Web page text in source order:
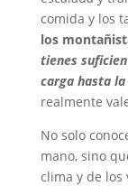
comida y los
los
tienes
carga hasta la
realmente
No solo
mano, sino
clima y de los